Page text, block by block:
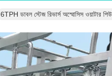
6TPH ডাবল স্টেজ রিভার্স অস্মোসিস ওয়াটার